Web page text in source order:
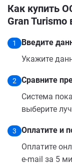
Как купить
Gran Turismo
1
Введите
Укажите
2
Сравните
Система
выберите
3
Оплатите и
Оплатите
e-mail за 5